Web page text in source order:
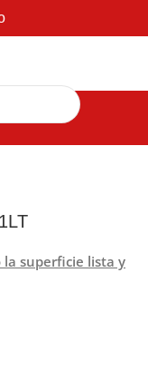
superficie lista y